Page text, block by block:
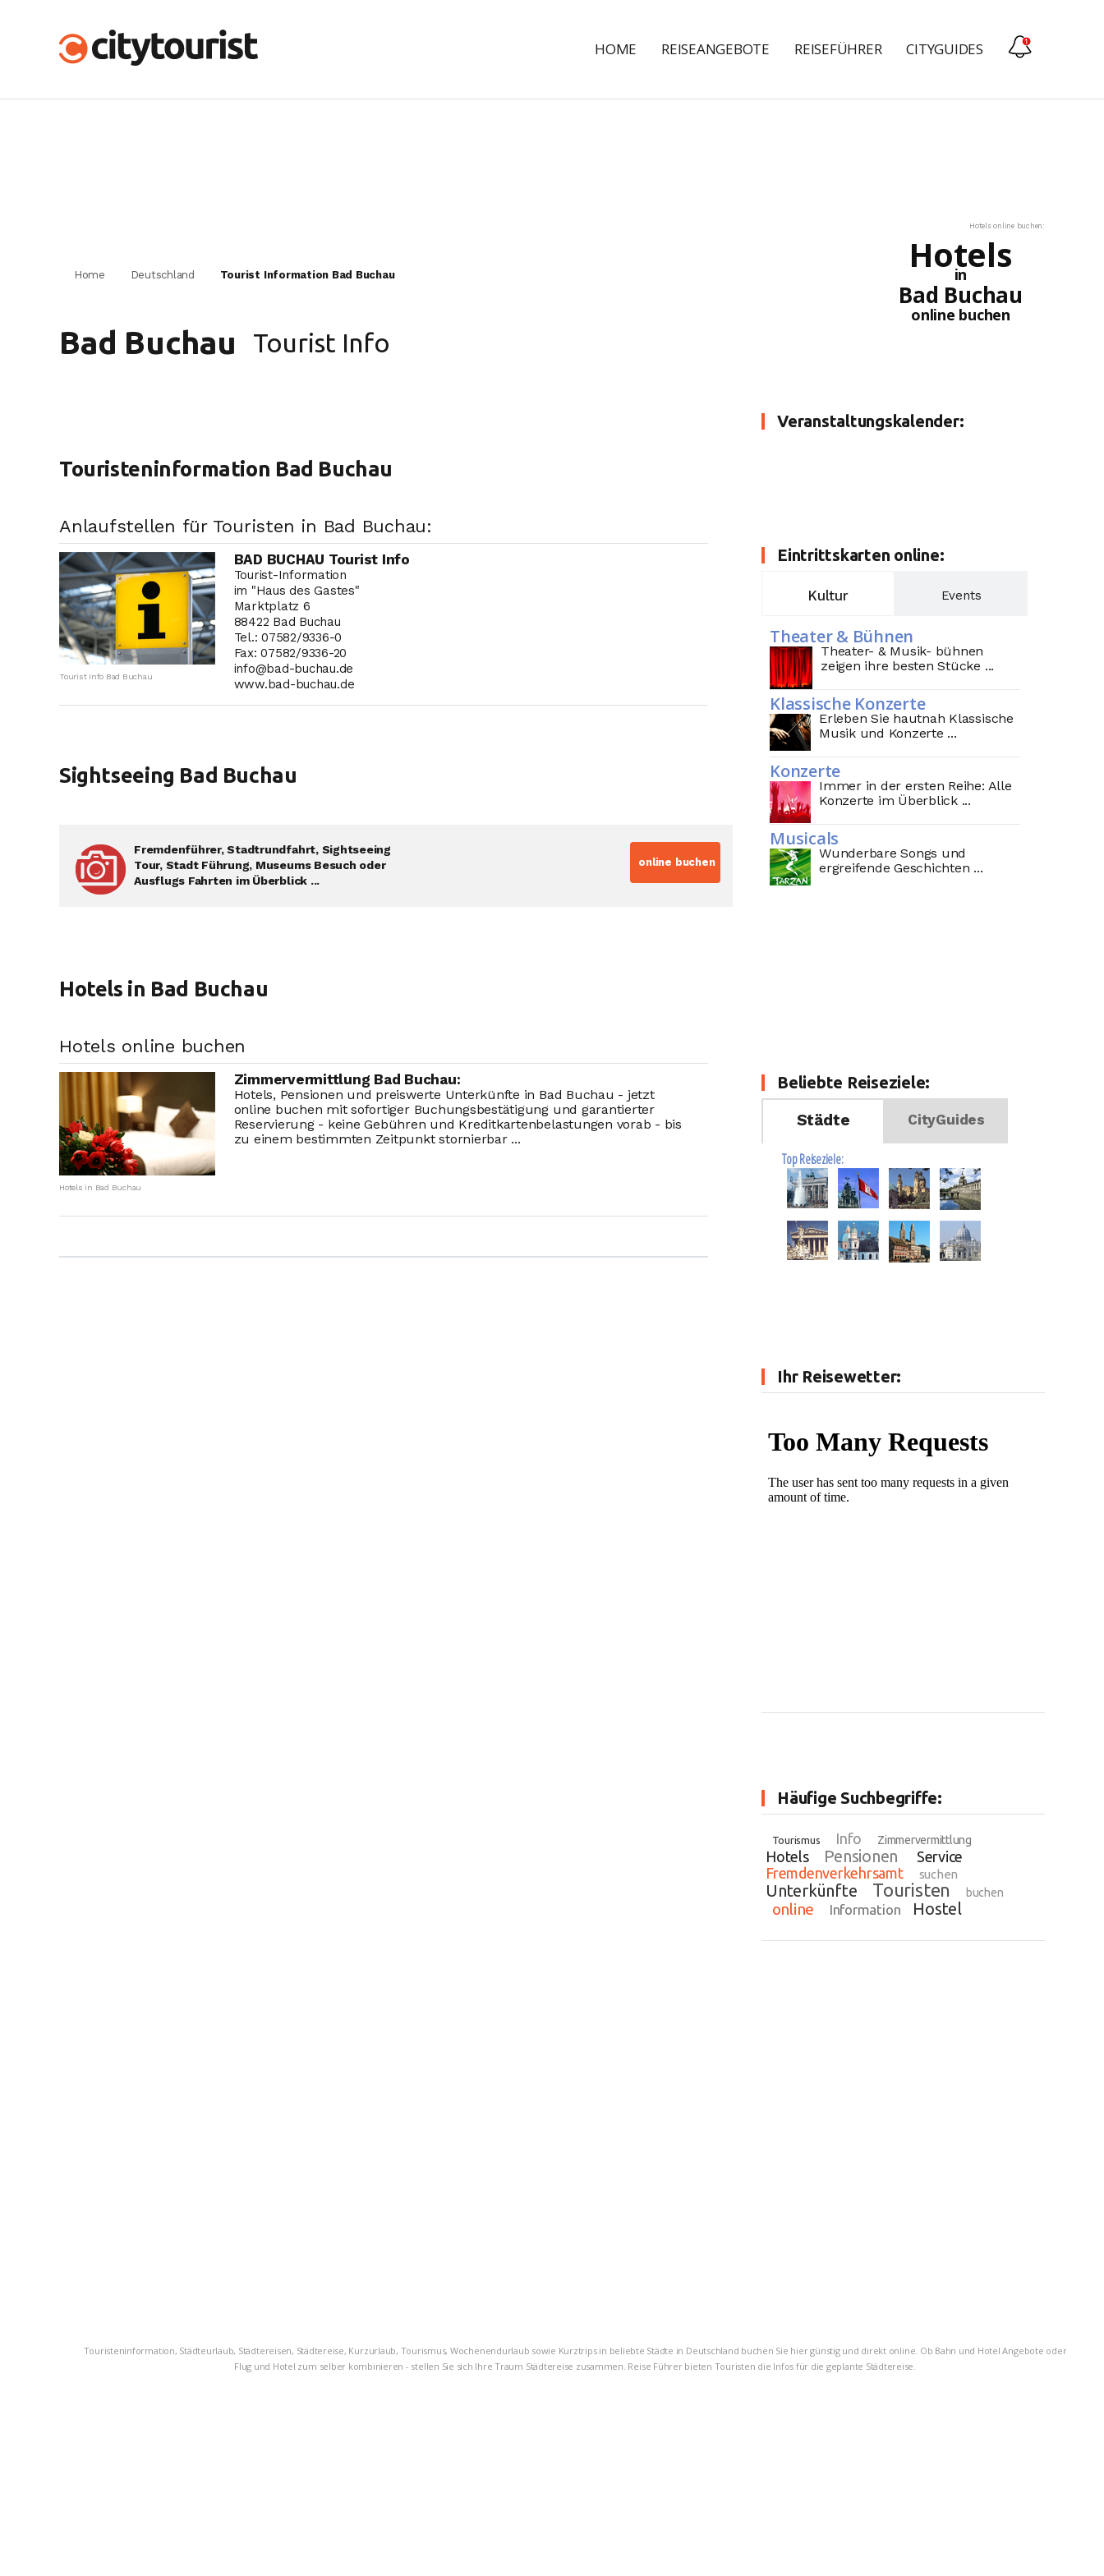
CITYGUIDES
REISEFÜHRER
REISEANGEBOTE
HOME
Home Deutschland Tourist Information Bad Buchau
Bad Buchau Tourist Info
Touristeninformation Bad Buchau
Anlaufstellen für Touristen in Bad Buchau:
Tourist Info Bad Buchau
BAD BUCHAU Tourist Info
Tourist-Information
im "Haus des Gastes"
Marktplatz 6
88422 Bad Buchau
Tel.: 07582/9336-0
Fax: 07582/9336-20
info@bad-buchau.de
www.bad-buchau.de
Sightseeing Bad Buchau
Fremdenführer, Stadtrundfahrt, Sightseeing
Tour, Stadt Führung, Museums Besuch oder
Ausflugs Fahrten im Überblick ...
online buchen
Hotels in Bad Buchau
Hotels online buchen
Hotels in Bad Buchau
Zimmervermittlung Bad Buchau:
Hotels, Pensionen und preiswerte Unterkünfte in Bad Buchau - jetzt
online buchen mit sofortiger Buchungsbestätigung und garantierter
Reservierung - keine Gebühren und Kreditkartenbelastungen vorab - bis
zu einem bestimmten Zeitpunkt stornierbar ...
Hotels online buchen:
Hotels
in
Bad Buchau
online buchen
Veranstaltungskalender:
Eintrittskarten online:
Kultur Events
Theater & Bühnen
Theater- & Musik- bühnen
zeigen ihre besten Stücke ...
Klassische Konzerte
Erleben Sie hautnah Klassische
Musik und Konzerte ...
Konzerte
Immer in der ersten Reihe: Alle
Konzerte im Überblick ...
Musicals
Wunderbare Songs und
ergreifende Geschichten ...
Beliebte Reiseziele:
Städte
CityGuides
Top Reiseziele:
Ihr Reisewetter:
Häufige Suchbegriffe:
Tourismus Info Zimmervermittlung
Hotels Pensionen
Service
Fremdenverkehrsamt
suchen
Unterkünfte Touristen buchen
online Information Hostel
Touristeninformation, Städteurlaub, Städtereisen, Städtereise, Kurzurlaub, Tourismus, Wochenendurlaub sowie Kurztrips in beliebte Städte in Deutschland buchen Sie hier günstig und direkt online. Ob Bahn und Hotel Angebote oder
Flug und Hotel zum selber kombinieren - stellen Sie sich Ihre Traum Städtereise zusammen. Reise Führer bieten Touristen die Infos für die geplante Städtereise.